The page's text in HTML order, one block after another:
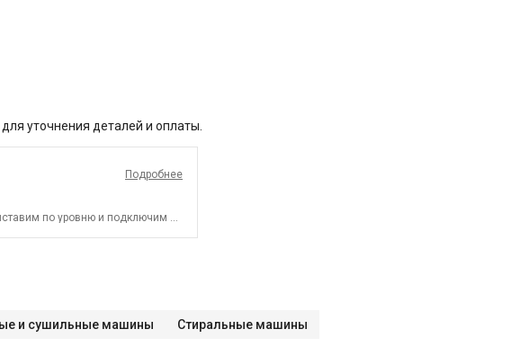
уточнения деталей и оплаты.
Подробнее
по уровню и подключим к
и сушильные машины Стиральные машины